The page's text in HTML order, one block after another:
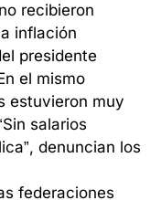
recibieron
inflación
presidente
el mismo
estuvieron muy
salarios
denuncian los
federaciones